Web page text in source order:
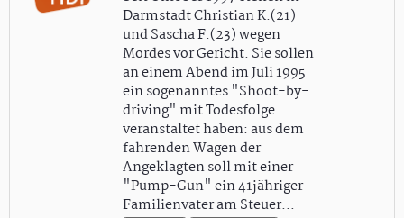
Darmstadt Christian K.(21)
und Sascha F.(23) wegen
Mordes vor Gericht. Sie sollen
an einem Abend im Juli 1995
ein sogenanntes "Shoot-by-
driving" mit Todesfolge
veranstaltet haben: aus dem
fahrenden Wagen der
Angeklagten soll mit einer
"Pump-Gun" ein 41jähriger
Familienvater am Steuer…